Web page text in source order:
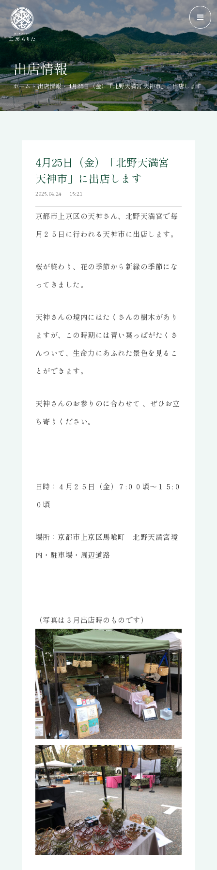
出店情報
ホーム - 出店情報 - 4月25日（金）「北野天満宮 天神市」に出店します
4月25日（金）「北野天満宮
天神市」に出店します
2025.04.24 15:21
京都市上京区の天神さん、北野天満宮で毎
月２５日に行われる天神市に出店します。
桜が終わり、花の季節から新緑の季節にな
ってきました。
天神さんの境内にはたくさんの樹木があり
ますが、この時期には青い葉っぱがたくさ
んついて、生命力にあふれた景色を見るこ
とができます。
天神さんのお参りのに合わせて 、ぜひお立
ち寄りください。
日時：４月２５日（金）７:００頃～１５:０
０頃
場所：京都市上京区馬喰町 北野天満宮境
内・駐車場・周辺道路
（写真は３月出店時のものです）